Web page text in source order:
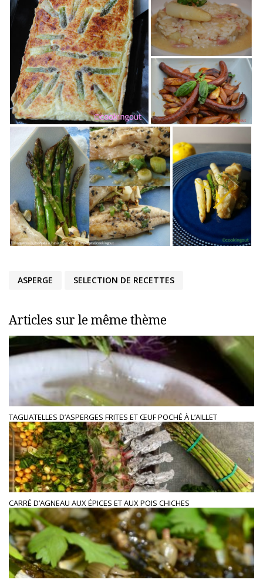
ASPERGE SELECTION DE RECETTES
Articles sur le même thème
TAGLIATELLES D’ASPERGES FRITES ET ŒUF POCHÉ À L’AILLET
CARRÉ D’AGNEAU AUX ÉPICES ET AUX POIS CHICHES